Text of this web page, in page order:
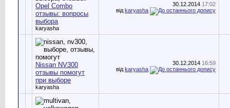
Opel Combo
отзывы: вопросы
выбора
karyasha
30.12.2014 17:02
від karyasha
Nissan NV300
отзывы помогут
при выборе
karyasha
30.12.2014 16:59
від karyasha